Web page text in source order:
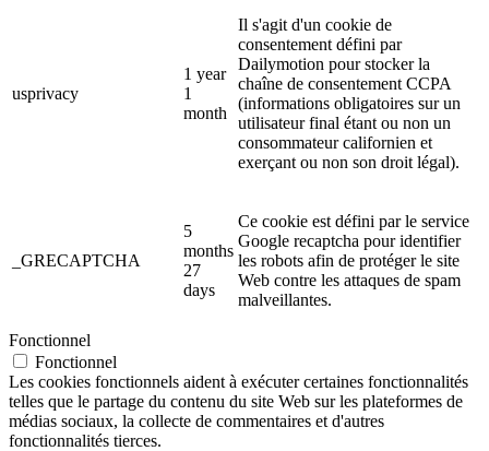
usprivacy
1 year
1
month
Il s'agit d'un cookie de
consentement défini par
Dailymotion pour stocker la
chaîne de consentement CCPA
(informations obligatoires sur un
utilisateur final étant ou non un
consommateur californien et
exerçant ou non son droit légal).
_GRECAPTCHA
5
months
27
days
Ce cookie est défini par le service
Google recaptcha pour identifier
les robots afin de protéger le site
Web contre les attaques de spam
malveillantes.
Fonctionnel
Fonctionnel
Les cookies fonctionnels aident à exécuter certaines fonctionnalités
telles que le partage du contenu du site Web sur les plateformes de
médias sociaux, la collecte de commentaires et d'autres
fonctionnalités tierces.